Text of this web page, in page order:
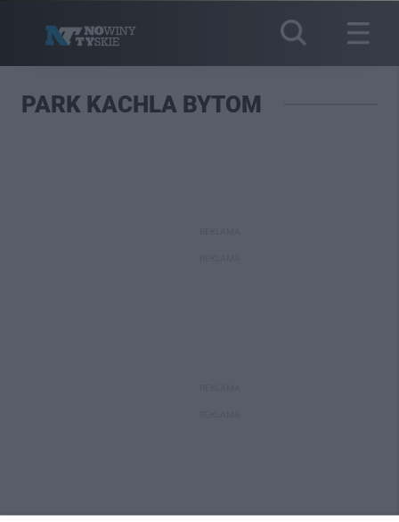
PARK KACHLA BYTOM